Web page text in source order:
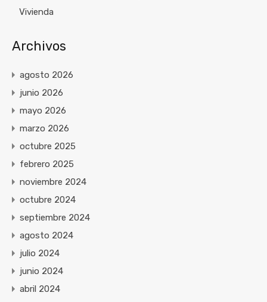
Vivienda
Archivos
agosto 2026
junio 2026
mayo 2026
marzo 2026
octubre 2025
febrero 2025
noviembre 2024
octubre 2024
septiembre 2024
agosto 2024
julio 2024
junio 2024
abril 2024